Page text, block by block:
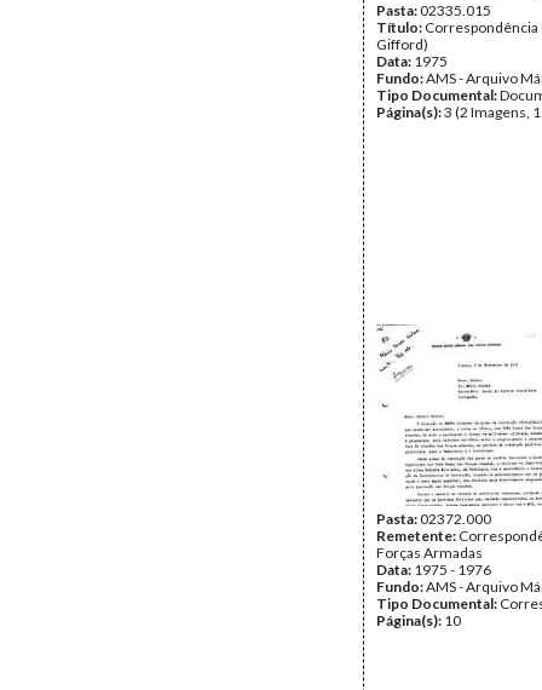
Pasta:02335.015
Título:
Gifford)
Data: 1975
Fundo:AMS - Arquivo
Tipo Documental:
Página(s):3 (2 Imagens,
Pasta:02372.000
Remetente:
Forças Armadas
Data: 1975 - 1976
Fundo:AMS - Arquivo
Tipo Documental:
Página(s): 10